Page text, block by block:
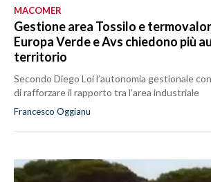
MACOMER
Gestione area Tossilo e
Europa Verde e Avs chiedono più
territorio
Secondo Diego Loi l’autonomia gestionale
di rafforzare il rapporto tra l’area industriale
Francesco Oggianu